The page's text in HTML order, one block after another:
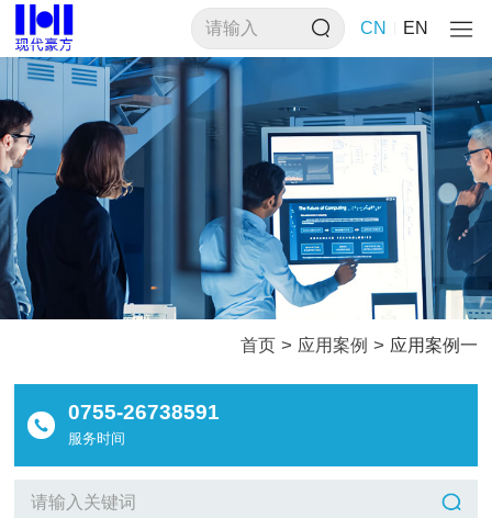
CN EN
首页 > 应用案例 > 应用案例一
0755-26738591
服务时间